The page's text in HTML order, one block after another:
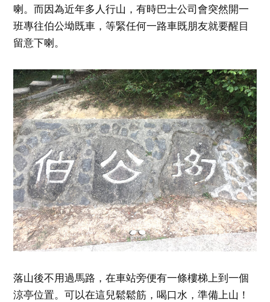
喇。而因為近年多人行山，有時巴士公司會突然開一
班專往伯公坳既車，等緊任何一路車既朋友就要醒目
留意下喇。
落山後不用過馬路，在車站旁便有一條樓梯上到一個
涼亭位置。可以在這兒鬆鬆筋，喝口水，準備上山！